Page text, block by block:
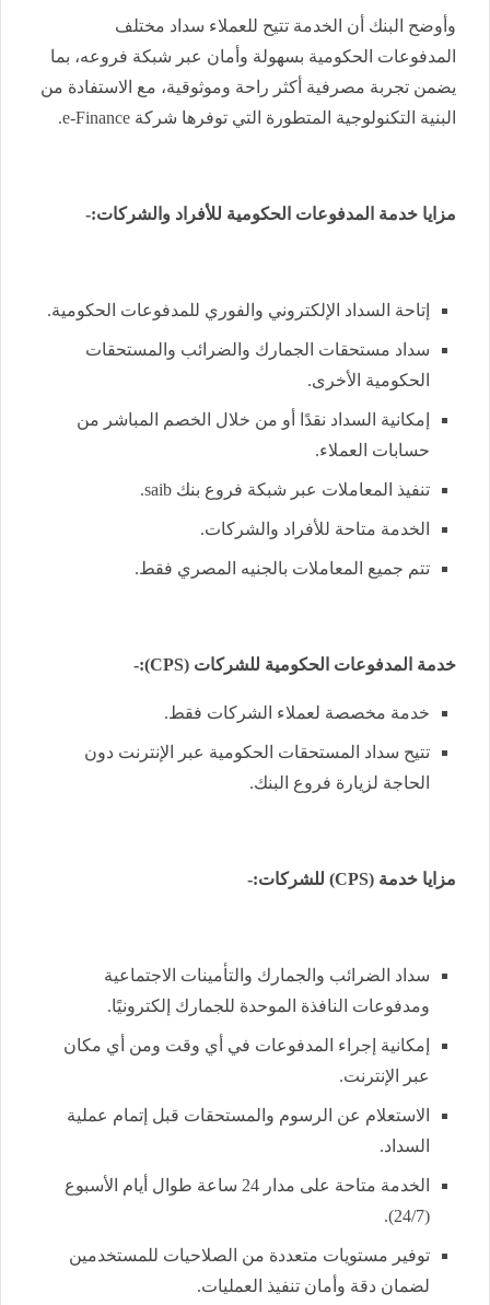
وأوضح البنك أن الخدمة تتيح للعملاء سداد مختلف
المدفوعات الحكومية بسهولة وأمان عبر شبكة فروعه، بما
يضمن تجربة مصرفية أكثر راحة وموثوقية، مع الاستفادة من
البنية التكنولوجية المتطورة التي توفرها شركة
.
مزايا خدمة المدفوعات الحكومية للأفراد والشركات:-
إتاحة السداد الإلكتروني والفوري للمدفوعات الحكومية.
سداد مستحقات الجمارك والضرائب والمستحقات
الحكومية الأخرى.
إمكانية السداد نقدًا أو من خلال الخصم المباشر من
حسابات العملاء.
تنفيذ المعاملات عبر شبكة فروع بنك .
الخدمة متاحة للأفراد والشركات.
تتم جميع المعاملات بالجنيه المصري فقط.
خدمة المدفوعات الحكومية للشركات (CPS
):-
خدمة مخصصة لعملاء الشركات فقط.
تتيح سداد المستحقات الحكومية عبر الإنترنت دون
الحاجة لزيارة فروع البنك.
مزايا خدمة (CPS) للشركات:-
سداد الضرائب والجمارك والتأمينات الاجتماعية
ومدفوعات النافذة الموحدة للجمارك إلكترونيًا.
إمكانية إجراء المدفوعات في أي وقت ومن أي مكان
عبر الإنترنت.
الاستعلام عن الرسوم والمستحقات قبل إتمام عملية
السداد.
الخدمة متاحة على مدار 24 ساعة طوال أيام الأسبوع
(24/7).
توفير مستويات متعددة من الصلاحيات للمستخدمين
لضمان دقة وأمان تنفيذ العمليات.